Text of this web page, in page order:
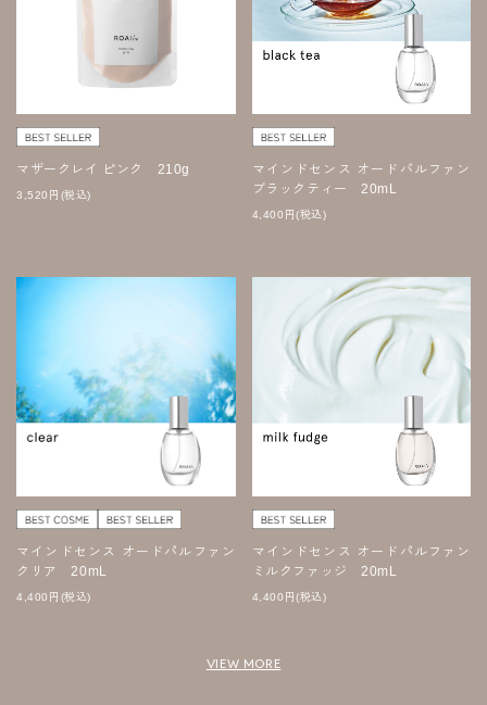
マザークレイ ピンク 210g
3,520 円 (税込)
マインドセンス オードパルファン
ブラックティー 20mL
4,400 円(税込)
マインドセンス オードパルファン
クリア 20mL
4,400 円 (税込)
マインドセンス オードパルファン
ミルクファッジ 20mL
4,400 円(税込)
VIEW MORE